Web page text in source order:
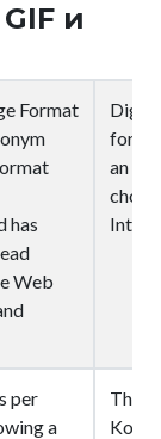
и
Format
has
Web
for
an
per
a
The